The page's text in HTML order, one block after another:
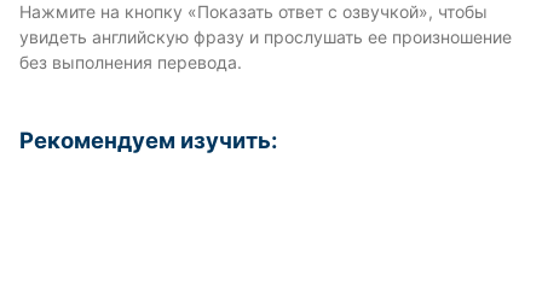
Нажмите на кнопку «Показать ответ с озвучкой», чтобы
увидеть английскую фразу и прослушать ее произношение
без выполнения перевода.
Рекомендуем изучить: